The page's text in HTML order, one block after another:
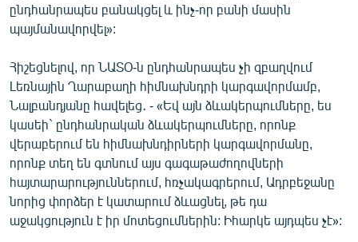
ընդհանրապես բանակցել և ինչ-որ բանի մասին
պայմանավորվել»:
Հիշեցնելով, որ ՆԱՏՕ-ն ընդհանրապես չի զբաղվում
Լեռնային Ղարաբաղի հիմնախնդրի կարգավորմամբ,
Նալբանդյանը հավելեց․ - «Եվ այն ձևակերպումները, ես
կասեի` ընդհանրական ձևակերպումները, որոնք
վերաբերում են հիմնախնդիրների կարգավորմանը,
որոնք տեղ են գտնում այս գագաթաժողովների
հայտարարություններում, հռչակագրերում, Ադրբեջանը
նորից փորձեր է կատարում ձևացնել, թե դա
աջակցություն է իր մոտեցումներին: Իհարկե այդպես չէ»: